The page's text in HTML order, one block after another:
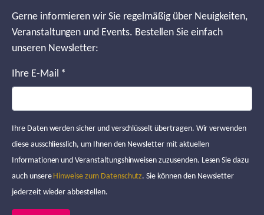
Gerne informieren wir Sie regelmäßig über Neuigkeiten,
Veranstaltungen und Events. Bestellen Sie einfach
unseren Newsletter:
Ihre E-Mail *
Ihre Daten werden sicher und verschlüsselt übertragen. Wir verwenden
diese ausschliesslich, um Ihnen den Newsletter mit aktuellen
Informationen und Veranstaltungshinweisen zuzusenden. Lesen Sie dazu
auch unsere Hinweise zum Datenschutz. Sie können den Newsletter
jederzeit wieder abbestellen.